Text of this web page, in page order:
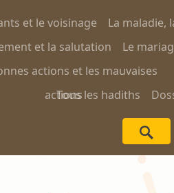
et le voisinage La maladie,
et la salutation Le
actions et les mauvaises
actions
Tous les hadiths